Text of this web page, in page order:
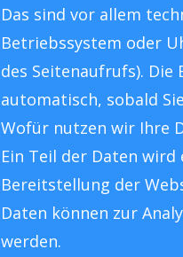
Das sind vor allem
Betriebssystem oder
des Seitenaufrufs).
automatisch, sobald
Wofür nutzen wir Ihre
Ein Teil der Daten
Bereitstellung der
Daten können zur
werden.